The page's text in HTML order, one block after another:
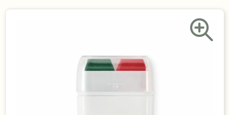
Geschenken
Schrijfwaren